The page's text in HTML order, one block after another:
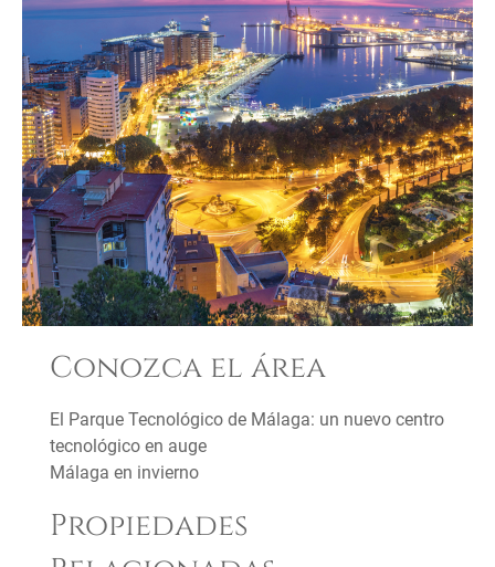
Conozca el área
El Parque Tecnológico de Málaga: un nuevo centro
tecnológico en auge
Málaga en invierno
Propiedades